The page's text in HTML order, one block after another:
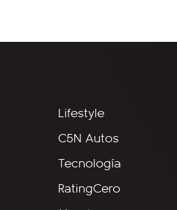
Lifestyle
C5N Autos
Tecnología
RatingCero